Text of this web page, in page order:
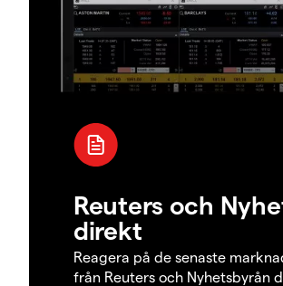
Reuters och
direkt
Reagera på de senaste
från Reuters och Nyhetsbyrån